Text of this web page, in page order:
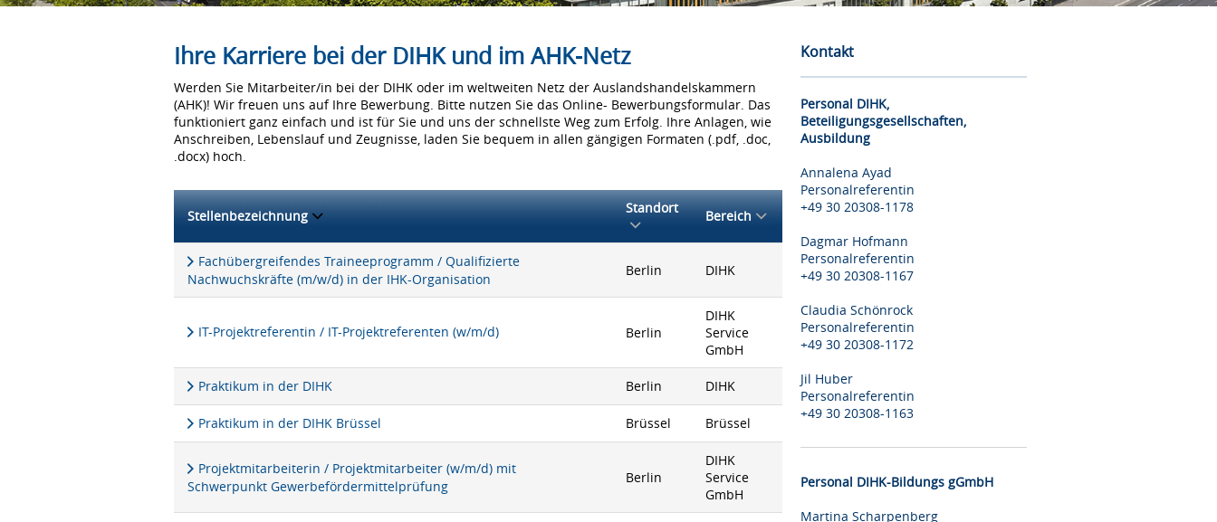
Ihre Karriere bei der DIHK und im AHK-Netz
Werden Sie Mitarbeiter/in bei der DIHK oder im weltweiten Netz der Auslandshandelskammern
(AHK)! Wir freuen uns auf Ihre Bewerbung. Bitte nutzen Sie das Online- Bewerbungsformular. Das
funktioniert ganz einfach und ist für Sie und uns der schnellste Weg zum Erfolg. Ihre Anlagen, wie
Anschreiben, Lebenslauf und Zeugnisse, laden Sie bequem in allen gängigen Formaten (.pdf, .doc,
.docx) hoch.
Stellenbezeichnung Standort Bereich
Fachübergreifendes Traineeprogramm / Qualifizierte
Nachwuchskräfte (m/w/d) in der IHK-Organisation
Berlin DIHK
IT-Projektreferentin / IT-Projektreferenten (w/m/d) Berlin
DIHK
Service
GmbH
Praktikum in der DIHK Berlin DIHK
Praktikum in der DIHK Brüssel Brüssel Brüssel
Projektmitarbeiterin / Projektmitarbeiter (w/m/d) mit
Schwerpunkt Gewerbefördermittelprüfung
Berlin
DIHK
Service
GmbH
Kontakt
Personal DIHK,
Beteiligungsgesellschaften,
Ausbildung
Annalena Ayad
Personalreferentin
+49 30 20308-1178
Dagmar Hofmann
Personalreferentin
+49 30 20308-1167
Claudia Schönrock
Personalreferentin
+49 30 20308-1172
Jil Huber
Personalreferentin
+49 30 20308-1163
Personal DIHK-Bildungs gGmbH
Martina Scharpenberg